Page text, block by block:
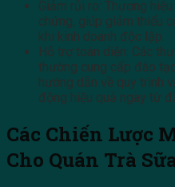
Giảm rủi ro: Thương
chứng, giúp giảm thiểu
khi kinh doanh độc lập.
Hỗ trợ toàn diện: Các
thường cung cấp đào
hướng dẫn về quy trình
động hiệu quả ngay từ
Các Chiến Lược
Cho Quán Trà